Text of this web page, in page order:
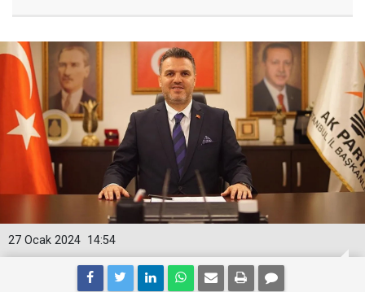
14:54
27 Ocak 2024